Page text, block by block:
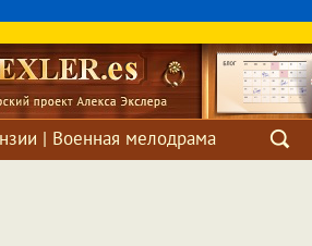
| Военная мелодрама